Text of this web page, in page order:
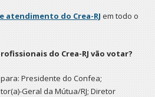
atendimento do Crea-RJ em todo o
do Crea-RJ vão votar?
Presidente do Confea;
Geral da Mútua/RJ; Diretor